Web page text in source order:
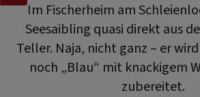
Im Fischerheim am
Seesaibling quasi direkt aus
Teller. Naja, nicht ganz – er
noch „Blau“ mit knackigem
zubereitet.